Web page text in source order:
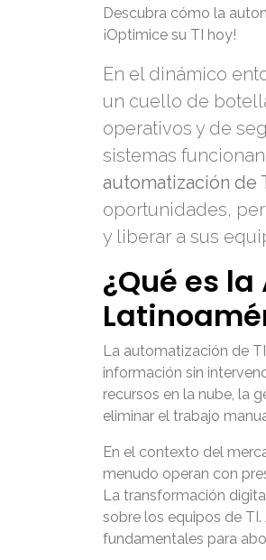
Descubra cómo la
¡Optimice su TI hoy!
En el dinámico
un cuello de
operativos y de
sistemas
automatización de
oportunidades,
y liberar a sus
¿Qué es
La automatización de
información sin
recursos en la nube, la
eliminar el trabajo
En el contexto del
menudo operan con
La transformación
sobre los equipos de
fundamentales para